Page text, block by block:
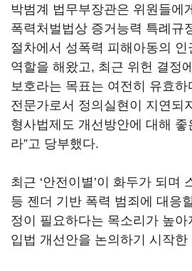
박범계 법무부장관은 위원들에
폭력처벌법상 증거능력 특례규
절차에서 성폭력 피해아동의
역할을 해왔고, 최근 위헌 결정
보호라는 목표는 여전히 유효하
전문가로서 정의실현이 지연되
형사법제도 개선방안에 대해
라”고 당부했다.
최근 ‘안전이별’이 화두가 되며
등 젠더 기반 폭력 범죄에 대응
정이 필요하다는 목소리가 높아
입법 개선안을 논의하기 시작한